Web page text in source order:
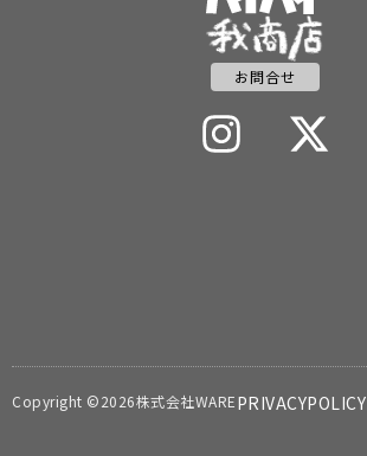
お問合せ
Copyright ©2026株式会社WAREPRIVACYPOLICY